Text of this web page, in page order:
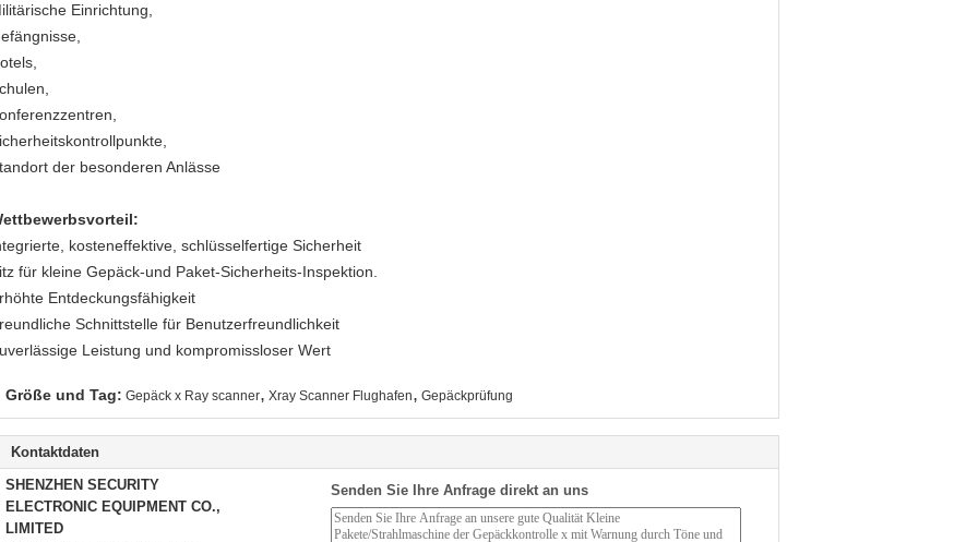
Einrichtung,
der besonderen Anlässe
kosteneffektive, schlüsselfertige Sicherheit
für kleine Gepäck-und Paket-Sicherheits-Inspektion.
Entdeckungsfähigkeit
Schnittstelle für Benutzerfreundlichkeit
Leistung und kompromissloser Wert
Größe und Tag: Gepäck x Ray scanner, Xray Scanner Flughafen, Gepäckprüfung
Kontaktdaten
SHENZHEN SECURITY
ELECTRONIC EQUIPMENT CO.,
LIMITED
Senden Sie Ihre Anfrage direkt an uns